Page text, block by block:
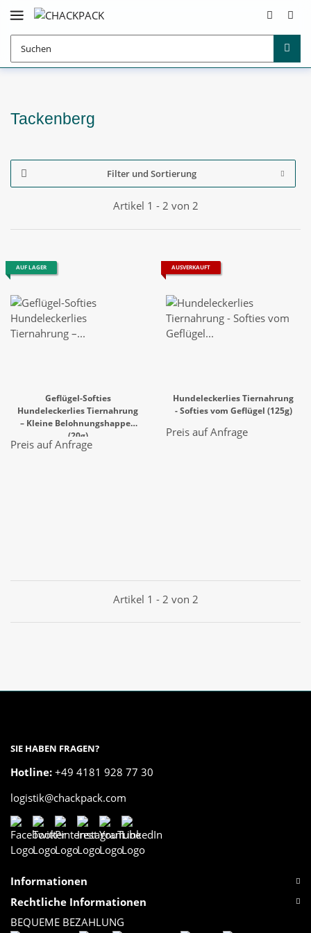
Tackenberg
Filter und Sortierung
Artikel 1 - 2 von 2
AUF LAGER
Geflügel-Softies
Hundeleckerlies Tiernahrung
– Kleine Belohnungshappen
(20g)
Preis auf Anfrage
AUSVERKAUFT
Hundeleckerlies Tiernahrung
- Softies vom Geflügel (125g)
Preis auf Anfrage
Artikel 1 - 2 von 2
SIE HABEN FRAGEN?
Hotline: +49 4181 928 77 30
logistik@chackpack.com
Informationen
Rechtliche Informationen
BEQUEME BEZAHLUNG